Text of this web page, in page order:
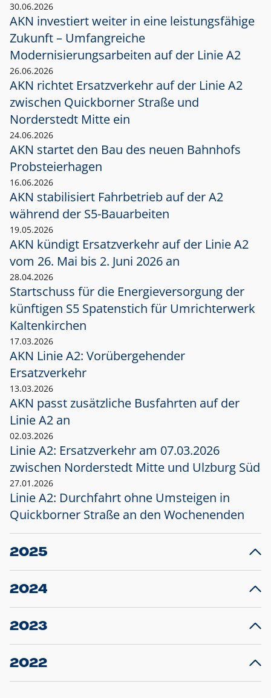
30.06.2026
AKN investiert weiter in eine leistungsfähige
Zukunft – Umfangreiche
Modernisierungsarbeiten auf der Linie A2
26.06.2026
AKN richtet Ersatzverkehr auf der Linie A2
zwischen Quickborner Straße und
Norderstedt Mitte ein
24.06.2026
AKN startet den Bau des neuen Bahnhofs
Probsteierhagen
16.06.2026
AKN stabilisiert Fahrbetrieb auf der A2
während der S5-Bauarbeiten
19.05.2026
AKN kündigt Ersatzverkehr auf der Linie A2
vom 26. Mai bis 2. Juni 2026 an
28.04.2026
Startschuss für die Energieversorgung der
künftigen S5 Spatenstich für Umrichterwerk
Kaltenkirchen
17.03.2026
AKN Linie A2: Vorübergehender
Ersatzverkehr
13.03.2026
AKN passt zusätzliche Busfahrten auf der
Linie A2 an
02.03.2026
Linie A2: Ersatzverkehr am 07.03.2026
zwischen Norderstedt Mitte und Ulzburg Süd
27.01.2026
Linie A2: Durchfahrt ohne Umsteigen in
Quickborner Straße an den Wochenenden
2025
23.12.2025
Projekt S5: Start der Bauarbeiten am
2024
10.12.2024
Großprojekt S5: Sperrung der Bahnstraße in
2023
20.12.2023
Schleswig-Holstein verlängert den
2022
22.12.2022